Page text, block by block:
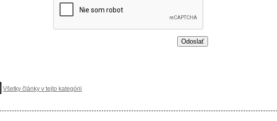
Všetky články v tejto kategórii